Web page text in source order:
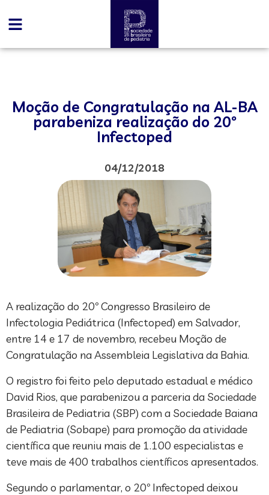
Moção de Congratulação na AL-BA
parabeniza realização do 20º
Infectoped
04/12/2018
A realização do 20º Congresso Brasileiro de
Infectologia Pediátrica (Infectoped) em Salvador,
entre 14 e 17 de novembro, recebeu Moção de
Congratulação na Assembleia Legislativa da Bahia.
O registro foi feito pelo deputado estadual e médico
David Rios, que parabenizou a parceria da Sociedade
Brasileira de Pediatria (SBP) com a Sociedade Baiana
de Pediatria (Sobape) para promoção da atividade
científica que reuniu mais de 1.100 especialistas e
teve mais de 400 trabalhos científicos apresentados.
Segundo o parlamentar, o 20º Infectoped deixou